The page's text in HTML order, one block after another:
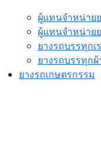
ผู้แทนจำหน่าย
ผู้แทนจำหน่าย
ยางรถบรรทุกเ
ยางรถบรรทุก
ยางรถเกษตรกรรม